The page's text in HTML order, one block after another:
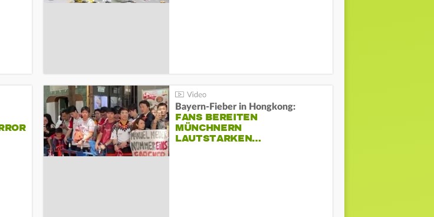
Bayern-Fieber in Hongkong:
FANS BEREITEN
MÜNCHNERN
LAUTSTARKEN…